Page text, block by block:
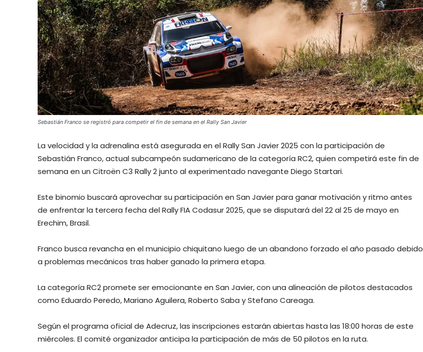
Sebastián Franco se registró para competir el fin de semana en el Rally San Javier
La velocidad y la adrenalina está asegurada en el Rally San Javier 2025 con la participación de
Sebastián Franco, actual subcampeón sudamericano de la categoría RC2, quien competirá este fin de
semana en un Citroën C3 Rally 2 junto al experimentado navegante Diego Startari.
Este binomio buscará aprovechar su participación en San Javier para ganar motivación y ritmo antes
de enfrentar la tercera fecha del Rally FIA Codasur 2025, que se disputará del 22 al 25 de mayo en
Erechim, Brasil.
Franco busca revancha en el municipio chiquitano luego de un abandono forzado el año pasado debido
a problemas mecánicos tras haber ganado la primera etapa.
La categoría RC2 promete ser emocionante en San Javier, con una alineación de pilotos destacados
como Eduardo Peredo, Mariano Aguilera, Roberto Saba y Stefano Careaga.
Según el programa oficial de Adecruz, las inscripciones estarán abiertas hasta las 18:00 horas de este
miércoles. El comité organizador anticipa la participación de más de 50 pilotos en la ruta.